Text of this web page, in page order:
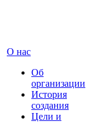
О нас
Об
организации
История
создания
Цели и